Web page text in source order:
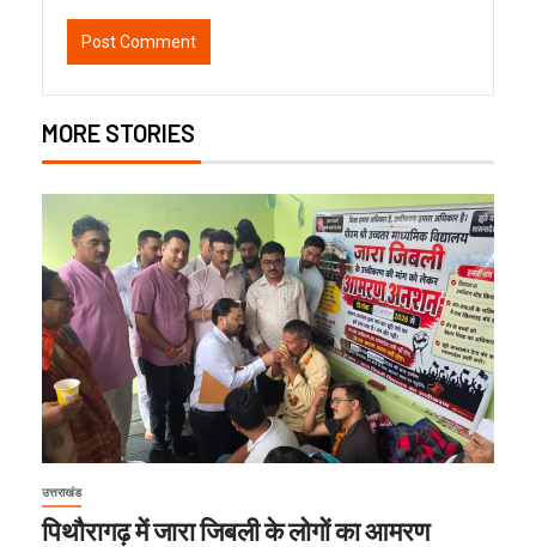
MORE STORIES
उत्तराखंड
पिथौरागढ़ में जारा जिबली के लोगों का आमरण